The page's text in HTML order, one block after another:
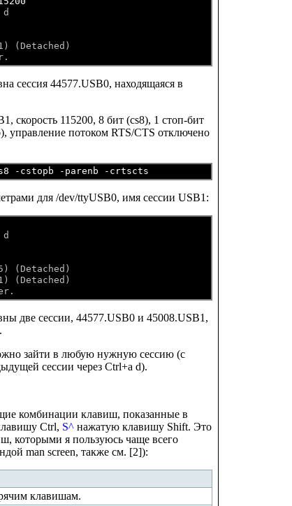
(Detached)
сессия 44577.USB0, находящаяся в
скорость 115200, 8 бит (cs8), 1 стоп-бит
управление потоком RTS/CTS отключено
для /dev/ttyUSB0, имя сессии USB1:
(Detached)
(Detached)
две сессии, 44577.USB0 и 45008.USB1,
зайти в любую нужную сессию (с
сессии через Ctrl+a d).
комбинации клавиш, показанные в
Ctrl, S^ нажатую клавишу Shift. Это
которыми я пользуюсь чаще всего
man screen, также см. [2]):
клавишам.